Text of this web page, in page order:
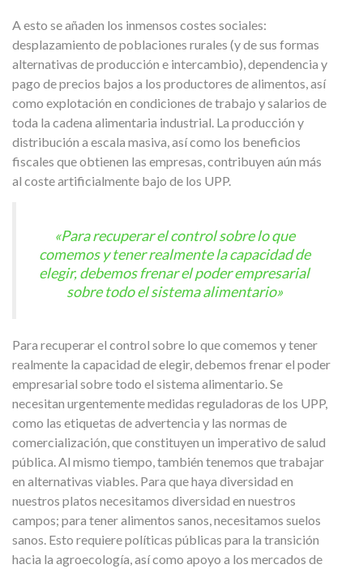
A esto se añaden los inmensos costes sociales:
desplazamiento de poblaciones rurales (y de sus formas
alternativas de producción e intercambio), dependencia y
pago de precios bajos a los productores de alimentos, así
como explotación en condiciones de trabajo y salarios de
toda la cadena alimentaria industrial. La producción y
distribución a escala masiva, así como los beneficios
fiscales que obtienen las empresas, contribuyen aún más
al coste artificialmente bajo de los UPP.
«Para recuperar el control sobre lo que
comemos y tener realmente la capacidad de
elegir, debemos frenar el poder empresarial
sobre todo el sistema alimentario»
Para recuperar el control sobre lo que comemos y tener
realmente la capacidad de elegir, debemos frenar el poder
empresarial sobre todo el sistema alimentario. Se
necesitan urgentemente medidas reguladoras de los UPP,
como las etiquetas de advertencia y las normas de
comercialización, que constituyen un imperativo de salud
pública. Al mismo tiempo, también tenemos que trabajar
en alternativas viables. Para que haya diversidad en
nuestros platos necesitamos diversidad en nuestros
campos; para tener alimentos sanos, necesitamos suelos
sanos. Esto requiere políticas públicas para la transición
hacia la agroecología, así como apoyo a los mercados de